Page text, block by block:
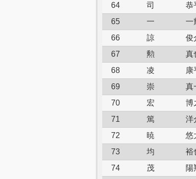
64
司 恭
65
一 一
66
諒 俊
67
勲 真
68
凌 康
69
崇 真
70
宏 博
71
篤 洋
72
暁 悠
73
均 裕
74
茂 陽